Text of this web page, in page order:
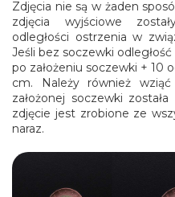
Zdjęcia nie są w żaden
zdjęcia wyjściowe
odległości ostrzenia w
Jeśli bez soczewki
po założeniu soczewki + 10
cm. Należy również
założonej soczewki
zdjęcie jest zrobione ze
naraz.